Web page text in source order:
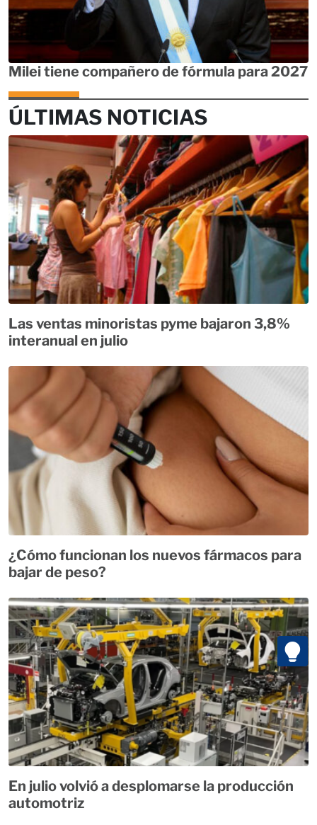
Milei tiene compañero de fórmula para 2027
ÚLTIMAS NOTICIAS
Las ventas minoristas pyme bajaron 3,8%
interanual en julio
¿Cómo funcionan los nuevos fármacos para
bajar de peso?
En julio volvió a desplomarse la producción
automotriz